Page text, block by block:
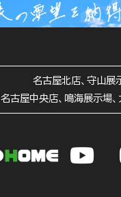
名古屋北店、守山展
名古屋中央店、鳴海展示場